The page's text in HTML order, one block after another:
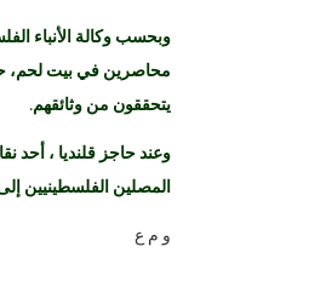
وبحسب وكالة الأنباء
محاصرين في بيت لحم،
يتحققون من وثائقهم.
وعند حاجز قلنديا ، أحد
المصلين الفلسطينيين
و م ع